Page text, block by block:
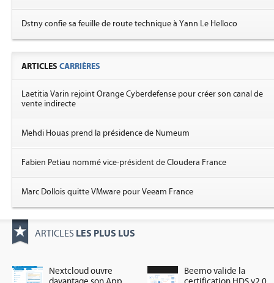
Dstny confie sa feuille de route technique à Yann Le Helloco
ARTICLES CARRIÈRES
Laetitia Varin rejoint Orange Cyberdefense pour créer son canal de
vente indirecte
Mehdi Houas prend la présidence de Numeum
Fabien Petiau nommé vice-président de Cloudera France
Marc Dollois quitte VMware pour Veeam France
ARTICLES LES PLUS LUS
Nextcloud ouvre
Beemo valide la